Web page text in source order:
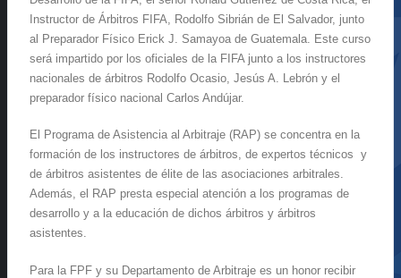
Instructor de Árbitros FIFA, Rodolfo Sibrián de El Salvador, junto
al Preparador Físico Erick J. Samayoa de Guatemala. Este curso
será impartido por los oficiales de la FIFA junto a los instructores
nacionales de árbitros Rodolfo Ocasio, Jesús A. Lebrón y el
preparador físico nacional Carlos Andújar.
El Programa de Asistencia al Arbitraje (RAP) se concentra en la
formación de los instructores de árbitros, de expertos técnicos y
de árbitros asistentes de élite de las asociaciones arbitrales.
Además, el RAP presta especial atención a los programas de
desarrollo y a la educación de dichos árbitros y árbitros
asistentes.
Para la FPF y su Departamento de Arbitraje es un honor recibir